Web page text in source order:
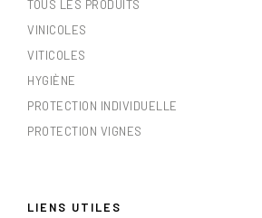
TOUS LES PRODUITS
VINICOLES
VITICOLES
HYGIÈNE
PROTECTION INDIVIDUELLE
PROTECTION VIGNES
LIENS UTILES